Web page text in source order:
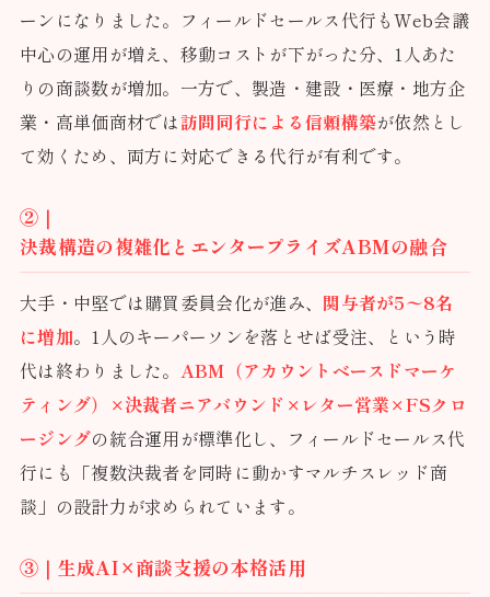
ーンになりました。フィールドセールス代行もWeb会議
中心の運用が増え、移動コストが下がった分、1人あた
りの商談数が増加。一方で、製造・建設・医療・地方企
業・高単価商材では訪問同行による信頼構築が依然とし
て効くため、両方に対応できる代行が有利です。
②｜
決裁構造の複雑化とエンタープライズABMの融合
大手・中堅では購買委員会化が進み、 関与者が5〜8名
に増加。1人のキーパーソンを落とせば受注、という時
代は終わりました。 ABM（アカウントベースドマーケ
ティング）×決裁者ニアバウンド×レター営業×FSクロ
ージングの統合運用が標準化し、フィールドセールス代
行にも「複数決裁者を同時に動かすマルチスレッド商
談」の設計力が求められています。
③｜生成AI×商談支援の本格活用